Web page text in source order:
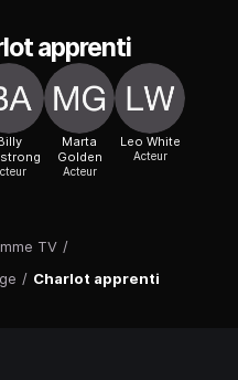
TV /
/ Charlot apprenti
apprenti
Marta
Golden
Acteur
Leo White
Acteur